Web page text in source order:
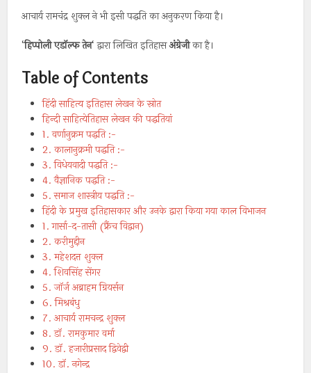
आचार्य रामचंद्र शुक्ल ने भी इसी पद्धति का अनुकरण किया है।
‘हिप्पोली एडॉल्फ तेन‘ द्वारा लिखित इतिहासअंग्रेजीका है।
Table of Contents
हिंदी साहित्य इतिहास लेखन के स्रोत
हिन्दी साहित्येतिहास लेखन की पद्धतियां
1. वर्णानुक्रम पद्धति :-
2. कालानुक्रमी पद्धति :-
3. विधेयवादी पद्धति :-
4. वैज्ञानिक पद्धति :-
5. समाज शास्त्रीय पद्धति :-
हिंदी के प्रमुख इतिहासकार और उनके द्वारा किया गया काल विभाजन
1. गार्सा-द-तासी (फ्रैंच विद्वान)
2. करीमुद्दीन
3. महेशदत्त शुक्ल
4. शिवसिंह सेंगर
5. जॉर्ज अब्राहम ग्रियर्सन
6. मिश्रबंधु
7. आचार्य रामचन्द्र शुक्ल
8. डॉ. रामकुमार वर्मा
9. डॉ. हजारीप्रसाद द्विवेद्वी
10. डॉ. नगेन्द्र